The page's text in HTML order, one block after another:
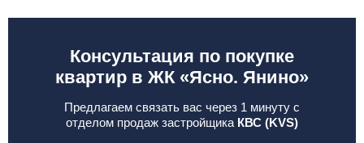
Консультация по покупке
квартир в ЖК «Ясно. Янино»
Предлагаем связать вас через 1 минуту с
отделом продаж застройщика КВС (KVS)